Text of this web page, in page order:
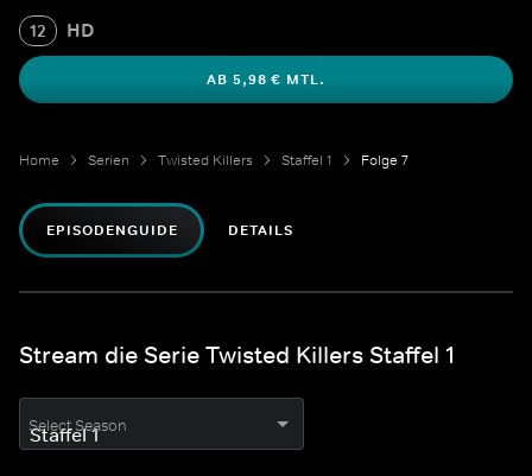
12 HD
AB 5,98 € MTL.
Home Serien Twisted Killers Staffel 1 Folge 7
EPISODENGUIDE DETAILS
Stream die Serie Twisted Killers Staffel 1
Select Season